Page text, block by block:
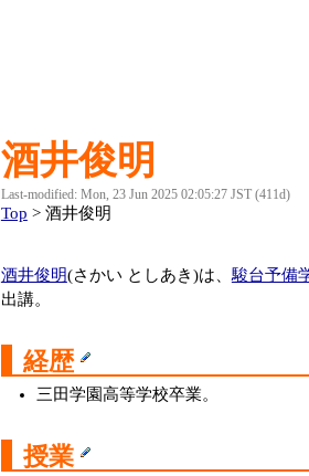
酒井俊明
Last-modified: Mon, 23 Jun 2025 02:05:27 JST (411d)
Top > 酒井俊明
酒井俊明(さかい としあき)は、 駿台予備
出講。
経歴
三田学園高等学校卒業。
授業